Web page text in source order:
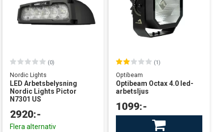
Nordic Lights
LED Arbetsbelysning
Nordic Lights Pictor
N7301 US
(0)
2920:-
Flera alternativ
Optibeam
Optibeam Octax 4.0 led-
arbetsljus
(1)
1099:-
Finns i lager
leverans från Sverige